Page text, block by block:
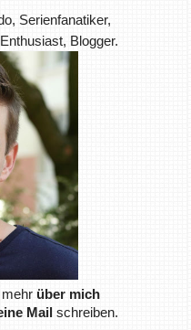
Serienfanatiker,
Blogger.
über mich
Mail schreiben.